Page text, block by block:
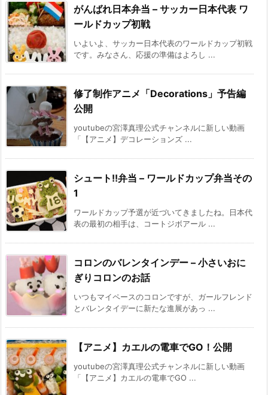
がんばれ日本弁当 – サッカー日本代表 ワ
ールドカップ初戦
いよいよ、サッカー日本代表のワールドカップ初戦
です。みなさん、応援の準備はよろし ...
修了制作アニメ「Decorations」予告編
公開
youtubeの宮澤真理公式チャンネルに新しい動画
「【アニメ】デコレーションズ ...
シュート!!弁当 – ワールドカップ弁当その
1
ワールドカップ予選が近づいてきましたね。日本代
表の最初の相手は、コートジボアール ...
コロンのバレンタインデー – 小さいおに
ぎりコロンのお話
いつもマイペースのコロンですが、ガールフレンド
とバレンタイデーに新たな進展があっ ...
【アニメ】カエルの電車でGO！公開
youtubeの宮澤真理公式チャンネルに新しい動画
「【アニメ】カエルの電車でGO ...